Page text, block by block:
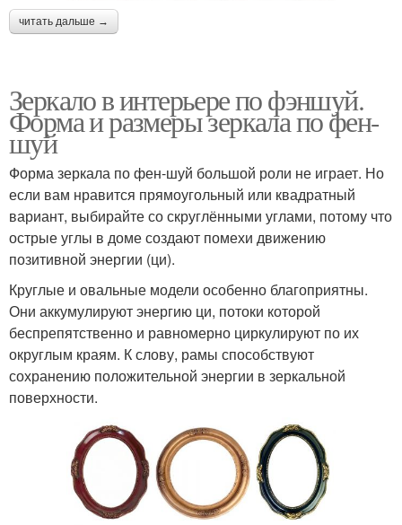
читать дальше →
Зеркало в интерьере по фэншуй.
Форма и размеры зеркала по фен-
шуй
Форма зеркала по фен-шуй большой роли не играет. Но
если вам нравится прямоугольный или квадратный
вариант, выбирайте со скруглёнными углами, потому что
острые углы в доме создают помехи движению
позитивной энергии (ци).
Круглые и овальные модели особенно благоприятны.
Они аккумулируют энергию ци, потоки которой
беспрепятственно и равномерно циркулируют по их
округлым краям. К слову, рамы способствуют
сохранению положительной энергии в зеркальной
поверхности.